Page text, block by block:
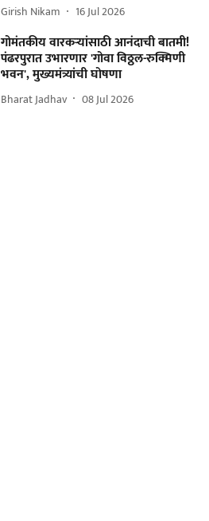
Girish Nikam 16 Jul 2026
गोमंतकीय वारकऱ्यांसाठी आनंदाची बातमी!
पंढरपुरात उभारणार 'गोवा विठ्ठल-रुक्मिणी
भवन', मुख्यमंत्र्यांची घोषणा
Bharat Jadhav 08 Jul 2026